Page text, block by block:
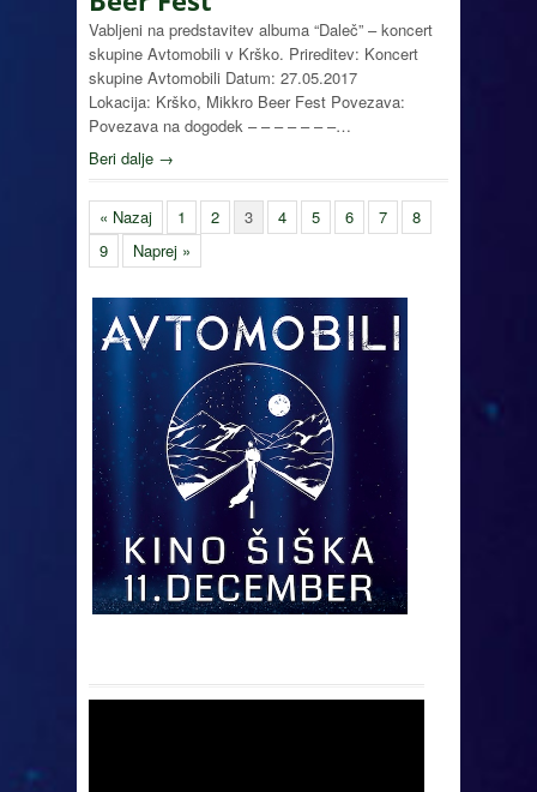
Vabljeni na predstavitev albuma “Daleč” – koncert
skupine Avtomobili v Krško. Prireditev: Koncert
skupine Avtomobili Datum: 27.05.2017
Lokacija: Krško, Mikkro Beer Fest Povezava:
Povezava na dogodek – – – – – – –…
Beri dalje →
« Nazaj 1 2 3 4 5 6 7
8
9
Naprej »